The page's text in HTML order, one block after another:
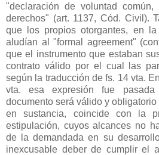
"declaración de voluntad
derechos" (art. 1137, Cód. Civil).
que los propios otorgantes, en
aludían al "formal agreement"
que el instrumento que estaban
contrato válido por el cual las
según la traducción de fs. 14 vta.
vta. esa expresión fue
documento será válido y
en sustancia, coincide con la
estipulación, cuyos alcances no
de la demandada en su
inexcusable deber de cumplir el